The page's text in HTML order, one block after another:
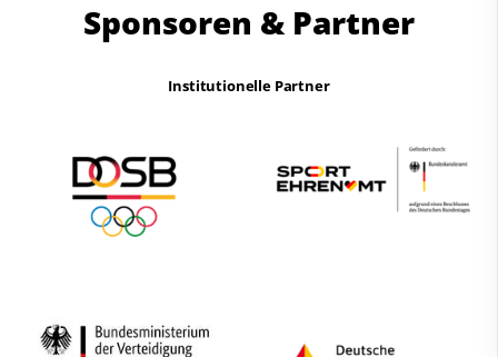
Sponsoren & Partner
Institutionelle Partner